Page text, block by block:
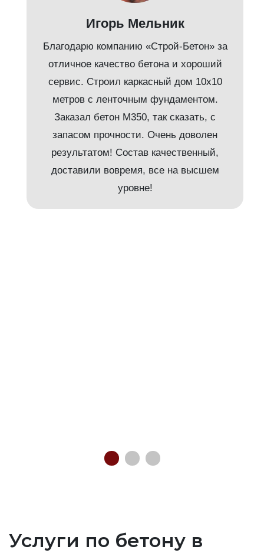
Игорь Мельник
Благодарю компанию «Строй-Бетон» за
отличное качество бетона и хороший
сервис. Строил каркасный дом 10х10
метров с ленточным фундаментом.
Заказал бетон М350, так сказать, с
запасом прочности. Очень доволен
результатом! Состав качественный,
доставили вовремя, все на высшем
уровне!
Услуги по бетону в